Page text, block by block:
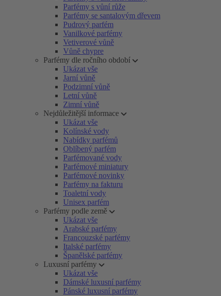
Parfémy s vůní růže
Parfémy se santalovým dřevem
Pudrový parfém
Vanilkové parfémy
Vetiverové vůně
Vůně chypre
Parfémy dle ročního období
Ukázat vše
Jarní vůně
Podzimní vůně
Letní vůně
Zimní vůně
Nejdůležitější informace
Ukázat vše
Kolínské vody
Nabídky parfémů
Oblíbený parfém
Parfémované vody
Parfémové miniatury
Parfémové novinky
Parfémy na fakturu
Toaletní vody
Unisex parfém
Parfémy podle země
Ukázat vše
Arabské parfémy
Francouzské parfémy
Italské parfémy
Španělské parfémy
Luxusní parfémy
Ukázat vše
Dámské luxusní parfémy
Pánské luxusní parfémy